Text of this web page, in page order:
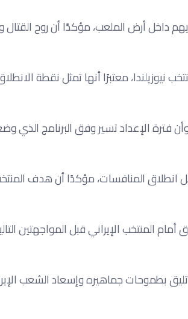
داخل أرض الملعب، مؤكدًا أن روح
نيوزيلندا، معتبرًا أنها تمثل نقطة
فترة الإعداد تسير وفق البرنامج الذي
انطلاق المنافسات، مؤكدًا أن هدف
أمام المنتخب الإيراني قبل المواجهتين
تليق بطموحات جماهيره وإسعاد الشعب